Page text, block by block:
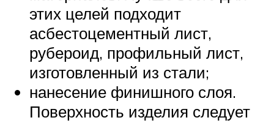
этих целей подходит
асбестоцементный лист,
рубероид, профильный лист,
изготовленный из стали;
нанесение финишного слоя.
Поверхность изделия следует